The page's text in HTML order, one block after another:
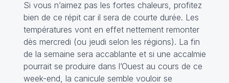
Si vous n’aimez pas les fortes chaleurs, profitez
bien de ce répit car il sera de courte durée. Les
températures vont en effet nettement remonter
dès mercredi (ou jeudi selon les régions). La fin
de la semaine sera accablante et si une accalmie
pourrait se produire dans l’Ouest au cours de ce
week-end, la canicule semble vouloir se